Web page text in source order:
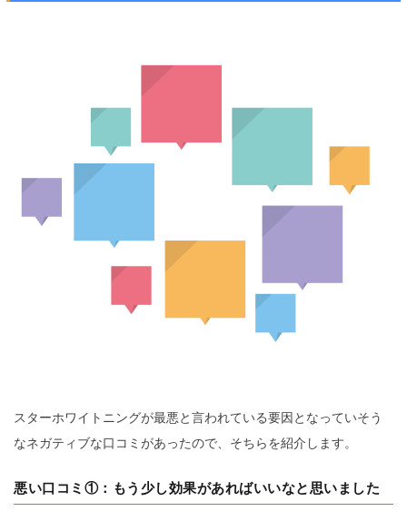
スターホワイトニングが最悪と言われている要因となっていそう
なネガティブな口コミがあったので、そちらを紹介します。
悪い口コミ①：もう少し効果があればいいなと思いました